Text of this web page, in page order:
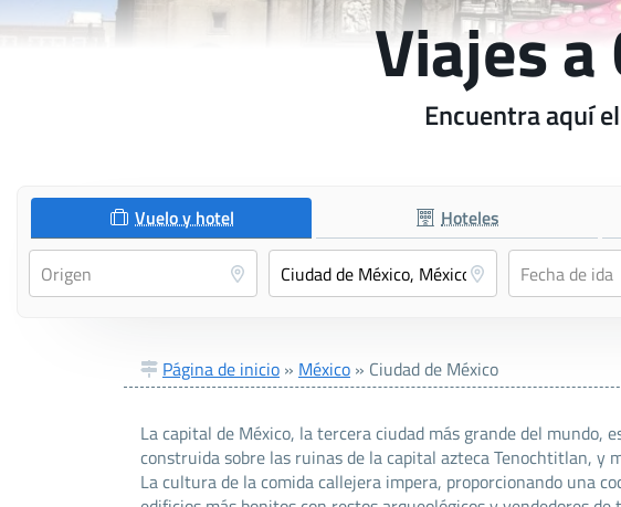
Viajes a
Encuentra aquí
Vuelo y hotel Hoteles
Página de inicio » México » Ciudad de México
La capital de México, la tercera ciudad más grande del
construida sobre las ruinas de la capital azteca Tenochtitlan, y
La cultura de la comida callejera impera, proporcionando una